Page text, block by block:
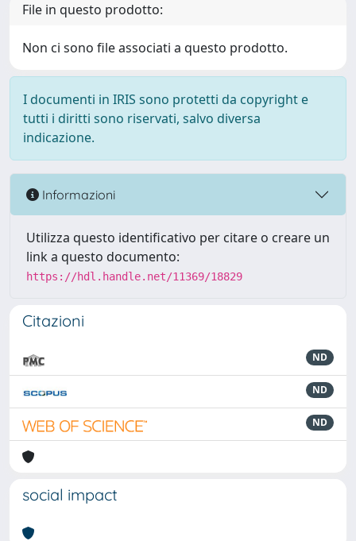
File in questo prodotto:
Non ci sono file associati a questo prodotto.
I documenti in IRIS sono protetti da copyright e
tutti i diritti sono riservati, salvo diversa
indicazione.
Informazioni
Utilizza questo identificativo per citare o creare un
link a questo documento:
https://hdl.handle.net/11369/18829
Citazioni
ND
ND
ND
social impact